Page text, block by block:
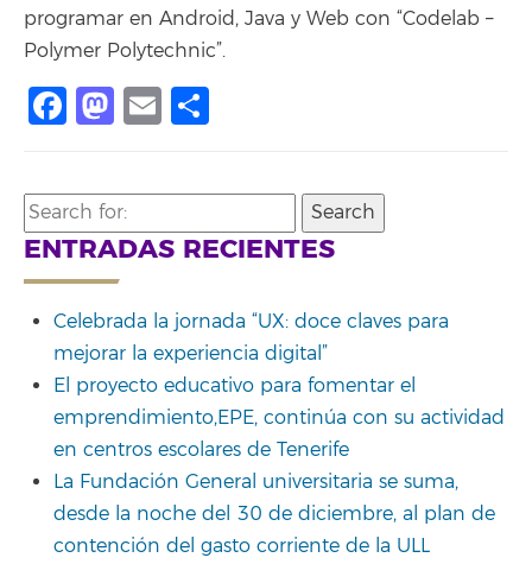
programar en Android, Java y Web con “Codelab –
Polymer Polytechnic”.
Facebook
Mastodon
Email
Search
for:
ENTRADAS RECIENTES
Celebrada la jornada “UX: doce claves para
mejorar la experiencia digital”
El proyecto educativo para fomentar el
emprendimiento,EPE, continúa con su actividad
en centros escolares de Tenerife
La Fundación General universitaria se suma,
desde la noche del 30 de diciembre, al plan de
contención del gasto corriente de la ULL